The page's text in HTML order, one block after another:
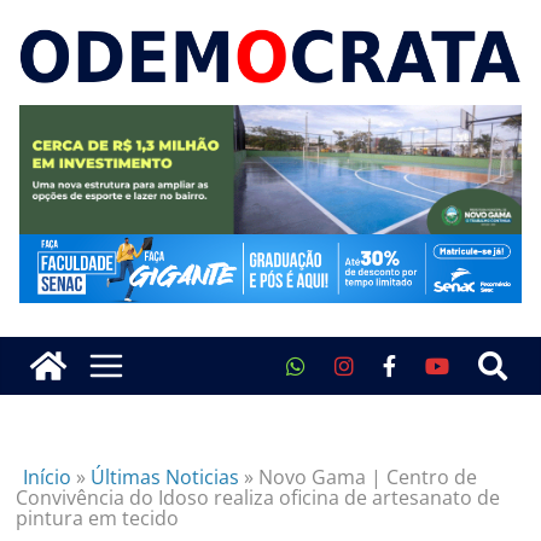
Início » Últimas Noticias » Novo Gama | Centro de
Convivência do Idoso realiza oficina de artesanato de
pintura em tecido